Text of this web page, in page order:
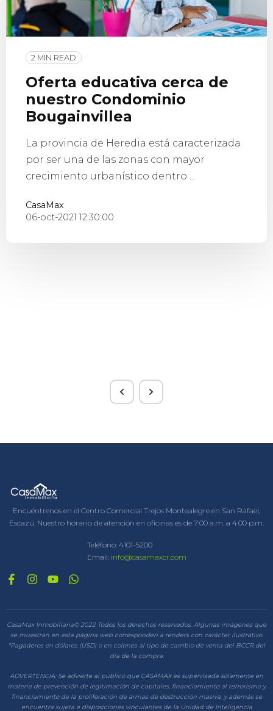
2 MIN READ
Oferta educativa cerca de
nuestro Condominio
Bougainvillea
La provincia de Heredia está caracterizada
por ser una de las zonas con mayor
crecimiento urbanístico dentro ...
CasaMax
06-oct-2021 12:30:00
Encuéntrenos en el Centro Comercial Trejos Montealegre en San Rafael,
Escazú. Nuestro horario de atención en oficinas es de 7:00 a.m. a 4:00 p.m.
Teléfono: 4101-5200
Email: info@casamaxcr.com
CasaMax Inmobiliaria© 2022 Todos los derechos reservados. Algunas imágenes que
se muestran en esta página web corresponden a renders con carácter ilustrativo.
*Pagaderos en dólares (USD) o en colones al tipo de cambio de venta del BCCR del
día de la compra.
ADVERTENCIA: Se advierte al público que CASAMAX es supervisada solamente en
materia de prevención de legitimación de capitales, financiamiento al terrorismo y
financiamiento de la proliferación de armas de destrucción masiva, y además se
encuentra sujeta a disposiciones vinculantes de la Unidad de Inteligencia